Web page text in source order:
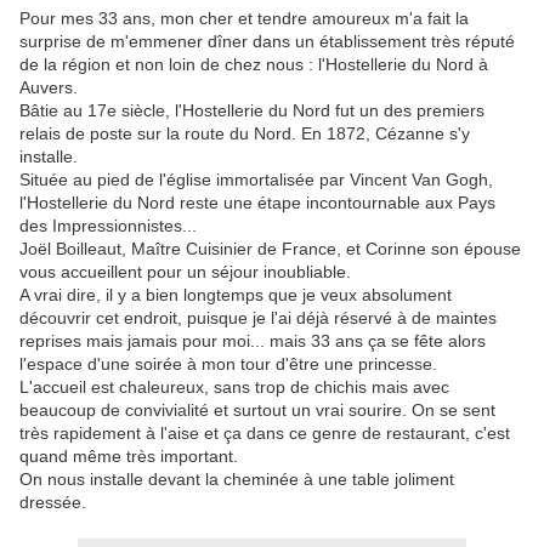
Pour mes 33 ans, mon cher et tendre amoureux m'a fait la
surprise de m'emmener dîner dans un établissement très réputé
de la région et non loin de chez nous : l'Hostellerie du Nord à
Auvers.
Bâtie au 17e siècle, l'Hostellerie du Nord fut un des premiers
relais de poste sur la route du Nord. En 1872, Cézanne s'y
installe.
Située au pied de l'église immortalisée par Vincent Van Gogh,
l'Hostellerie du Nord reste une étape incontournable aux Pays
des Impressionnistes...
Joël Boilleaut, Maître Cuisinier de France, et Corinne son épouse
vous accueillent pour un séjour inoubliable.
A vrai dire, il y a bien longtemps que je veux absolument
découvrir cet endroit, puisque je l'ai déjà réservé à de maintes
reprises mais jamais pour moi... mais 33 ans ça se fête alors
l'espace d'une soirée à mon tour d'être une princesse.
L'accueil est chaleureux, sans trop de chichis mais avec
beaucoup de convivialité et surtout un vrai sourire. On se sent
très rapidement à l'aise et ça dans ce genre de restaurant, c'est
quand même très important.
On nous installe devant la cheminée à une table joliment
dressée.